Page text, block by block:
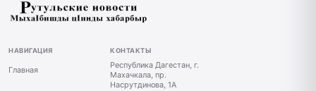
НАВИГАЦИЯ
Главная
КОНТАКТЫ
Республика Дагестан, г.
Махачкала, пр.
Насрутдинова, 1А